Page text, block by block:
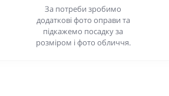
За потреби зробимо
додаткові фото оправи та
підкажемо посадку за
розміром і фото обличчя.